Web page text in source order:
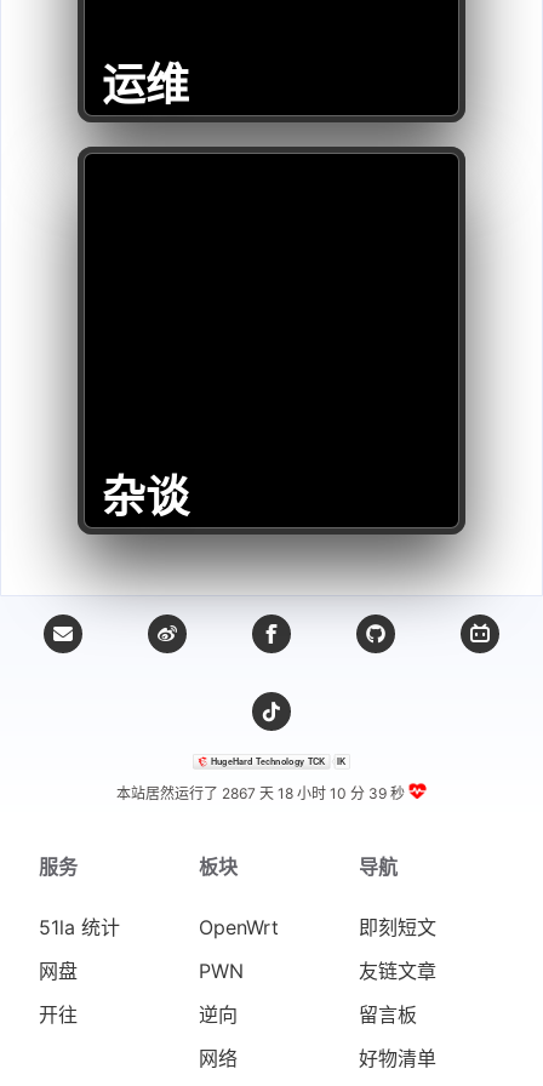
运维
杂谈
本站居然运行了 2867 天18 小时 10 分 39 秒
服务
51la 统计
网盘
开往
板块
OpenWrt
PWN
逆向
网络
导航
即刻短文
友链文章
留言板
好物清单